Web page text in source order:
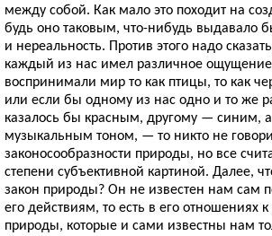
между собой. Как мало это походит на
будь оно таковым, что-нибудь выдавало
и нереальность. Против этого надо
каждый из нас имел различное
воспринимали мир то как птицы, то как
или если бы одному из нас одно и то же
казалось бы красным, другому — синим,
музыкальным тоном, — то никто не
законосообразности природы, но все
степени субъективной картиной. Далее,
закон природы? Он не известен нам сам
его действиям, то есть в его отношениях
природы, которые и сами известны нам